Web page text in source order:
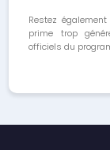
Restez
prime trop
officiels du